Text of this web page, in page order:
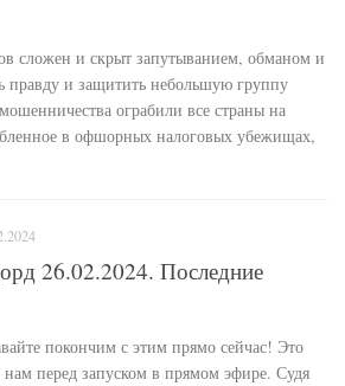
сложен и скрыт запутыванием, обманом и
правду и защитить небольшую группу
ограбили все страны на
в офшорных налоговых убежищах,
26.02.2024. Последние
покончим с этим прямо сейчас! Это
перед запуском в прямом эфире. Судя